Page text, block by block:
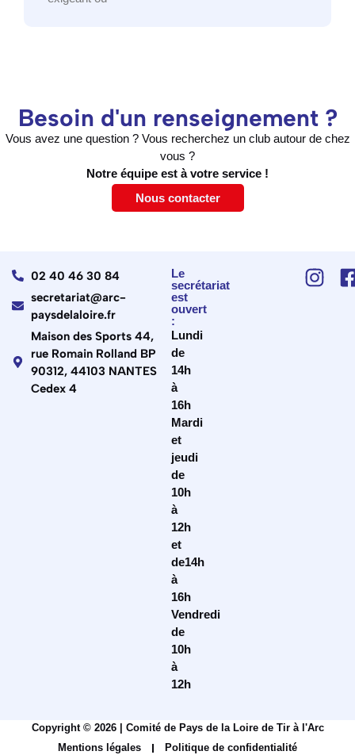
Besoin d'un renseignement ?
Vous avez une question ? Vous recherchez un club autour de chez
vous ?
Notre équipe est à votre service !
Nous contacter
02 40 46 30 84
secretariat@arc-
paysdelaloire.fr
Maison des Sports 44,
rue Romain Rolland BP
90312, 44103 NANTES
Cedex 4
Le
secrétariat
est
ouvert
:
Lundi
de
14h
à
16h
Mardi
et
jeudi
de
10h
à
12h
et
de14h
à
16h
Vendredi
de
10h
à
12h
Copyright © 2026 | Comité de Pays de la Loire de Tir à l'Arc
Mentions légales
Politique de confidentialité